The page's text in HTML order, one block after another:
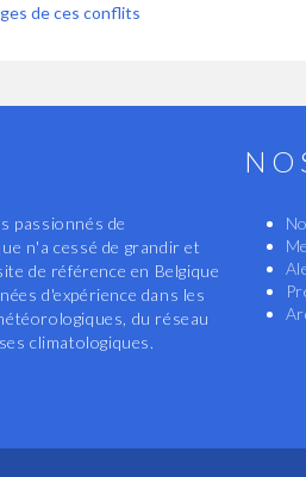
de ces conflits
passionnés de
n'a cessé de grandir et
de référence en Belgique
d'expérience dans les
du réseau
climatologiques.